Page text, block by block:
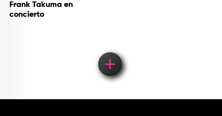
Frank Takuma en
concierto